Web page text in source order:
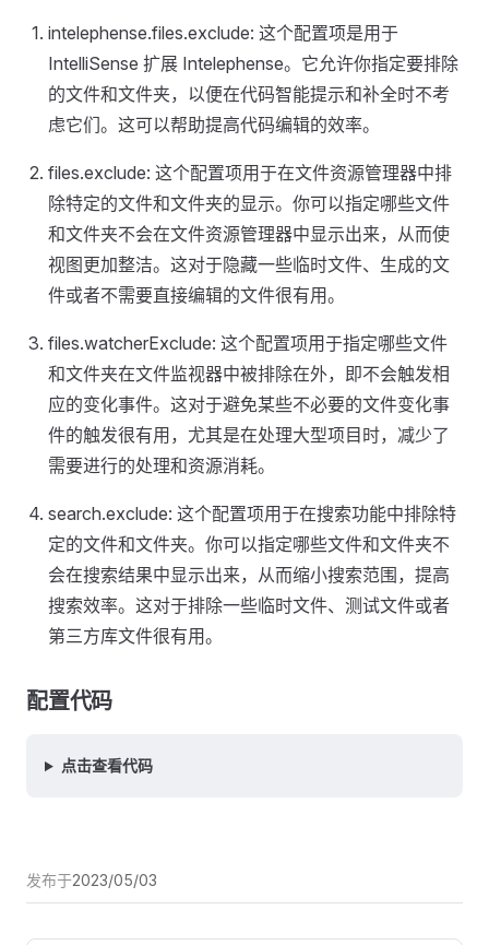
intelephense.files.exclude: 这个配置项是用于
IntelliSense 扩展 Intelephense。它允许你指定要排除
的文件和文件夹，以便在代码智能提示和补全时不考
虑它们。这可以帮助提高代码编辑的效率。
files.exclude: 这个配置项用于在文件资源管理器中排
除特定的文件和文件夹的显示。你可以指定哪些文件
和文件夹不会在文件资源管理器中显示出来，从而使
视图更加整洁。这对于隐藏一些临时文件、生成的文
件或者不需要直接编辑的文件很有用。
files.watcherExclude: 这个配置项用于指定哪些文件
和文件夹在文件监视器中被排除在外，即不会触发相
应的变化事件。这对于避免某些不必要的文件变化事
件的触发很有用，尤其是在处理大型项目时，减少了
需要进行的处理和资源消耗。
search.exclude: 这个配置项用于在搜索功能中排除特
定的文件和文件夹。你可以指定哪些文件和文件夹不
会在搜索结果中显示出来，从而缩小搜索范围，提高
搜索效率。这对于排除一些临时文件、测试文件或者
第三方库文件很有用。
配置代码
点击查看代码
发布于2023/05/03